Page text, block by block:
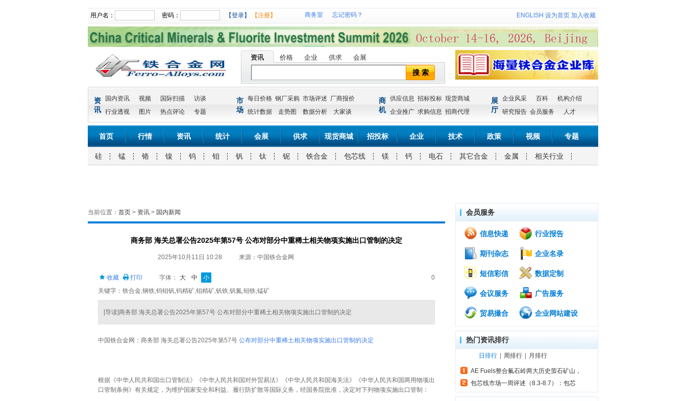
用户名： 密码： 【登录】 【注册】 商务室 忘记密码？ ENGLISH 设为首页 加入收藏
资讯 价格 企业 供求 会展
搜 索
资
讯
国内资讯 视频 国际扫描
访谈
行业透视
图片 热点评论 专题
市
场
每日价格 钢厂采购 市场评述 厂商报价
统计数据
走势图 数据分析 大家谈
商
机
供应信息 招标投标 现货商城
企业推广 求购信息 招商代理
展
厅
企业风采 百科
机构介绍
研究报告 会员服务 人才
首页 行情 资讯 统计 会展 供求 现货商城 招投标 企业 技术 政策 视频 专题
硅 锰 铬 镍 钨 钼 钒 钛 铌 铁合金 包芯线 镁 钙 电石 其它合金 金属 相关行业
当前位置： 首页 > 资讯 > 国内新闻
商务部 海关总署公告2025年第57号 公布对部分中重稀土相关物项实施出口管制的决定
2025年10月11日 10:28 来源：中国铁合金网
收藏 打印 字体： 大 中 小
0
关键字：铁合金,钢铁,钨钼钒,钨精矿,钼精矿,钒铁,钒氮,钼铁,锰矿
[导读]商务部 海关总署公告2025年第57号 公布对部分中重稀土相关物项实施出口管制的决定
中国铁合金网：商务部 海关总署公告2025年第57号 公布对部分中重稀土相关物项实施出口管制的决定
根据《中华人民共和国出口管制法》《中华人民共和国对外贸易法》《中华人民共和国海关法》《中华人民共和国两用物项出
口管制条例》有关规定，为维护国家安全和利益、履行防扩散等国际义务，经国务院批准，决定对下列物项实施出口管制：
会员服务
信息快递 行业报告
期刊杂志 企业名录
短信彩信 数据定制
会议服务 广告服务
贸易撮合 企业网站建设
热门资讯排行
日排行 周排行 月排行
AE Fuels整合氟石岭两大历史萤石矿山，
包芯线市场一周评述（8.3-8.7）：包芯